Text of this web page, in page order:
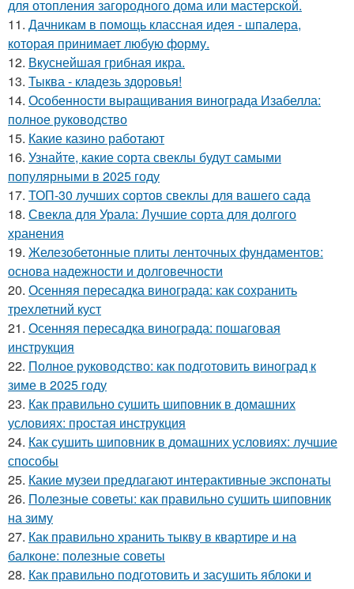
для отопления загородного дома или мастерской.
11. Дачникам в помощь классная идея - шпалера,
которая принимает любую форму.
12. Вкуснейшая грибная икра.
13. Тыква - кладезь здоровья!
14. Особенности выращивания винограда Изабелла:
полное руководство
15. Какие казино работают
16. Узнайте, какие сорта свеклы будут самыми
популярными в 2025 году
17. ТОП-30 лучших сортов свеклы для вашего сада
18. Свекла для Урала: Лучшие сорта для долгого
хранения
19. Железобетонные плиты ленточных фундаментов:
основа надежности и долговечности
20. Осенняя пересадка винограда: как сохранить
трехлетний куст
21. Осенняя пересадка винограда: пошаговая
инструкция
22. Полное руководство: как подготовить виноград к
зиме в 2025 году
23. Как правильно сушить шиповник в домашних
условиях: простая инструкция
24. Как сушить шиповник в домашних условиях: лучшие
способы
25. Какие музеи предлагают интерактивные экспонаты
26. Полезные советы: как правильно сушить шиповник
на зиму
27. Как правильно хранить тыкву в квартире и на
балконе: полезные советы
28. Как правильно подготовить и засушить яблоки и